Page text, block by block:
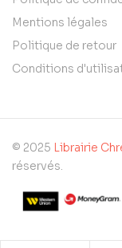
Mentions légales
Politique de retour
Conditions
© 2025 Librairie
réservés.